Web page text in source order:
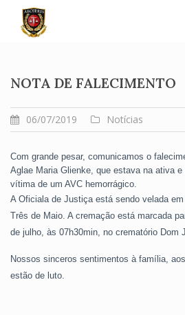
content
NOTA DE FALECIMENTO
06/07/2019 Notícias
Com grande pesar, comunicamos o
Aglae Maria Glienke, que estava na ativa
vítima de um AVC hemorrágico.
A Oficiala de Justiça está sendo velada
Três de Maio. A cremação está marcada
de julho, às 07h30min, no crematório Dom
Nossos sinceros sentimentos à família,
estão de luto.